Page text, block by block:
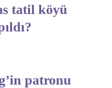
tatil köyü
patronu